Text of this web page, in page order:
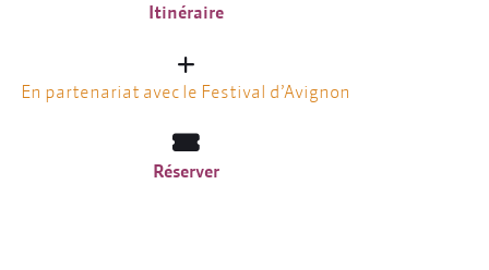
Itinéraire
En partenariat avec le Festival d’Avignon
Réserver